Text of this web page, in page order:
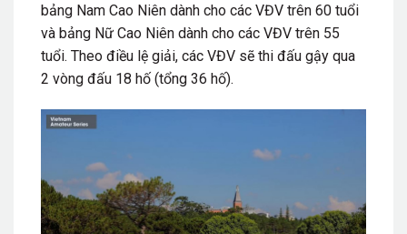
bảng Nam Cao Niên dành cho các VĐV trên 60 tuổi
và bảng Nữ Cao Niên dành cho các VĐV trên 55
tuổi. Theo điều lệ giải, các VĐV sẽ thi đấu gậy qua
2 vòng đấu 18 hố (tổng 36 hố).